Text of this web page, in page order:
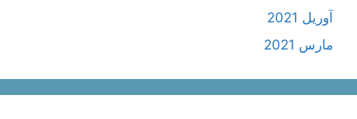
آوریل 2021
مارس 2021